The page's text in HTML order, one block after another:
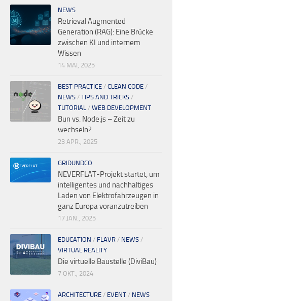
NEWS
Retrieval Augmented
Generation (RAG): Eine Brücke
zwischen KI und internem
Wissen
14 MAI, 2025
BEST PRACTICE / CLEAN CODE /
NEWS / TIPS AND TRICKS /
TUTORIAL / WEB DEVELOPMENT
Bun vs. Node.js – Zeit zu
wechseln?
23 APR., 2025
GRIDUNDCO
NEVERFLAT-Projekt startet, um
intelligentes und nachhaltiges
Laden von Elektrofahrzeugen in
ganz Europa voranzutreiben
17 JAN., 2025
EDUCATION / FLAVR / NEWS /
VIRTUAL REALITY
Die virtuelle Baustelle (DiviBau)
7 OKT., 2024
ARCHITECTURE / EVENT / NEWS